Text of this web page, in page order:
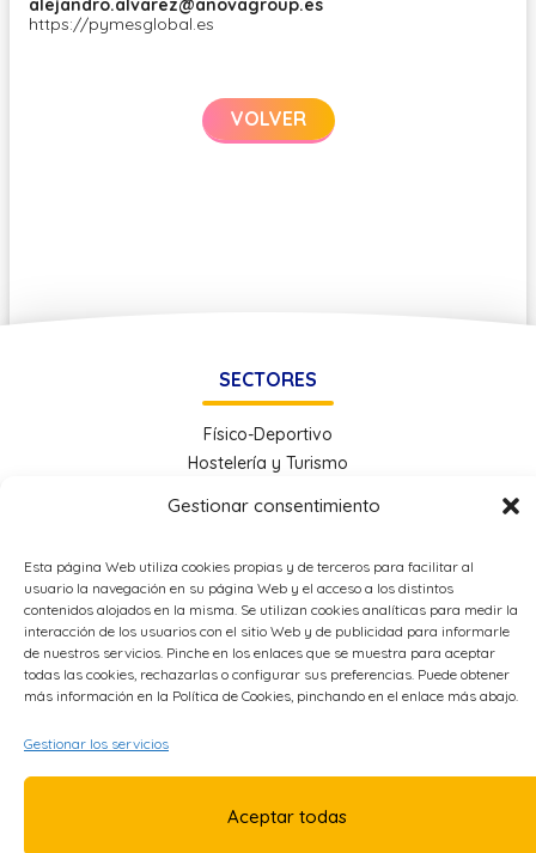
Gestionar consentimiento
Esta página Web utiliza cookies propias y de terceros para facilitar al
usuario la navegación en su página Web y el acceso a los distintos
contenidos alojados en la misma. Se utilizan cookies analíticas para medir la
interacción de los usuarios con el sitio Web y de publicidad para informarle
de nuestros servicios. Pinche en los enlaces que se muestra para aceptar
todas las cookies, rechazarlas o configurar sus preferencias. Puede obtener
más información en la Política de Cookies, pinchando en el enlace más abajo.
Gestionar los servicios
Aceptar todas
alejandro.alvarez@anovagroup.es
https://pymesglobal.es
VOLVER
SECTORES
Físico-Deportivo
Hostelería y Turismo
Energía
Metal
OTROS ENLACES
Aviso Legal